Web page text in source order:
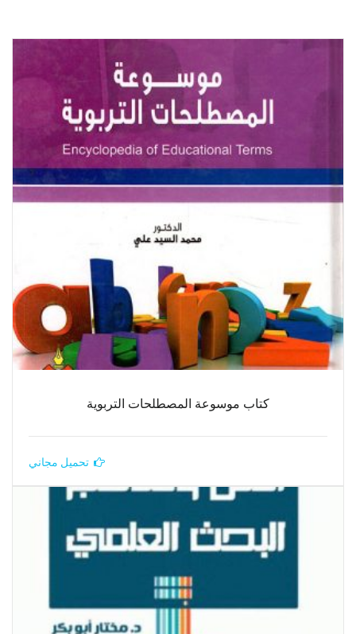
كتاب موسوعة المصطلحات التربوية
تحميل مجاني